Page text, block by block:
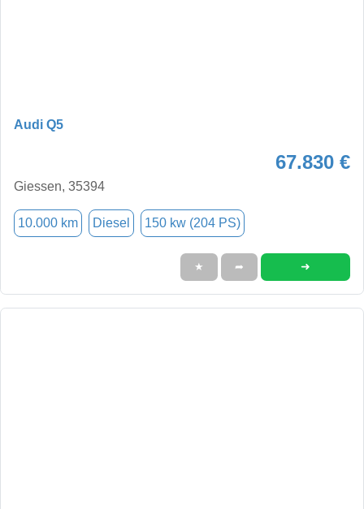
Audi Q5
67.830 €
Giessen, 35394
10.000 km Diesel 150 kw (204 PS)
★ ➦ ➜